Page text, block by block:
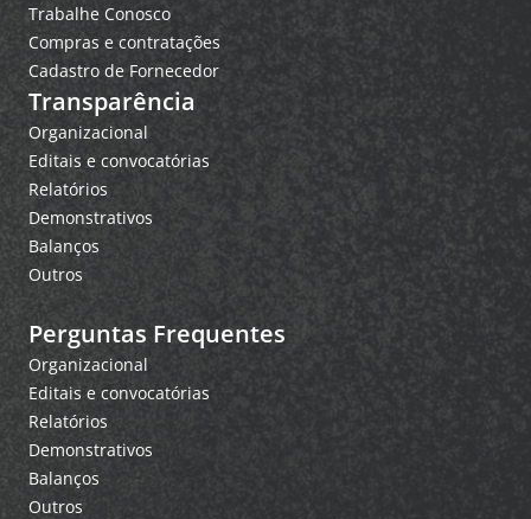
Trabalhe Conosco
Compras e contratações
Cadastro de Fornecedor
Transparência
Organizacional
Editais e convocatórias
Relatórios
Demonstrativos
Balanços
Outros
Perguntas Frequentes
Organizacional
Editais e convocatórias
Relatórios
Demonstrativos
Balanços
Outros